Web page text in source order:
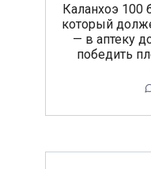
Каланхоэ 100
который
— в аптеку
победить